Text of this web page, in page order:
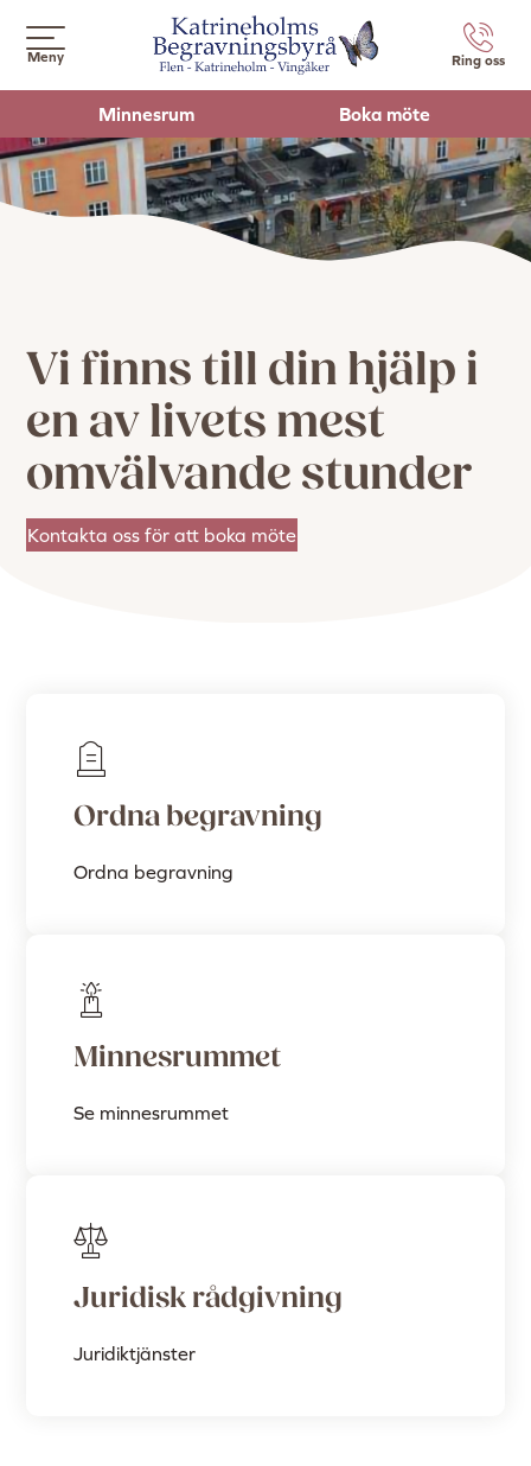
Meny Ring oss
Minnesrum Boka möte
Vi finns till din hjälp i
en av livets mest
omvälvande stunder
Kontakta oss för att boka möte
Ordna begravning
Ordna begravning
Minnesrummet
Se minnesrummet
Juridisk rådgivning
Juridiktjänster